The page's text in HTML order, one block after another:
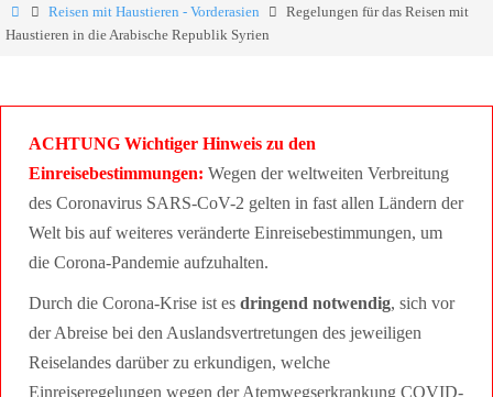
Reisen mit Haustieren - Vorderasien
Regelungen für das Reisen mit
Haustieren in die Arabische Republik Syrien
ACHTUNG Wichtiger Hinweis zu den
Einreisebestimmungen: Wegen der weltweiten Verbreitung
des Coronavirus SARS-CoV-2 gelten in fast allen Ländern der
Welt bis auf weiteres veränderte Einreisebestimmungen, um
die Corona-Pandemie aufzuhalten.
Durch die Corona-Krise ist es dringend notwendig, sich vor
der Abreise bei den Auslandsvertretungen des jeweiligen
Reiselandes darüber zu erkundigen, welche
Einreiseregelungen wegen der Atemwegserkrankung COVID-